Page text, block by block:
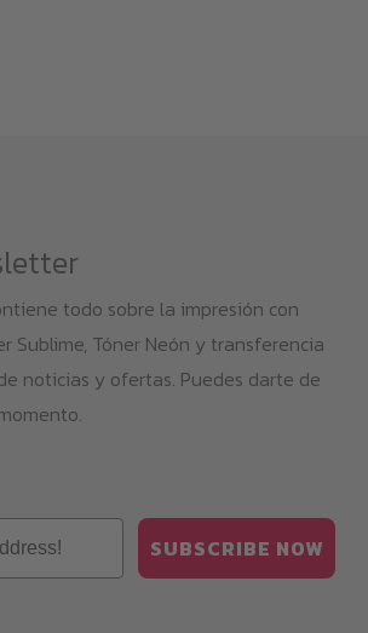
todo sobre la impresión con
Sublime, Tóner Neón y transferencia
noticias y ofertas. Puedes darte de
SUBSCRIBE NOW